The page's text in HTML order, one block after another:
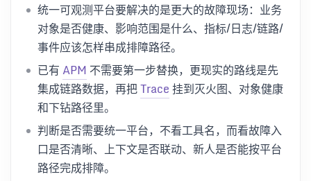
统一可观测平台要解决的是更大的故障现场：业务
对象是否健康、影响范围是什么、指标/日志/链路/
事件应该怎样串成排障路径。
已有APM 不需要第一步替换，更现实的路线是先
集成链路数据，再把Trace挂到灭火图、对象健康
和下钻路径里。
判断是否需要统一平台，不看工具名，而看故障入
口是否清晰、上下文是否联动、新人是否能按平台
路径完成排障。